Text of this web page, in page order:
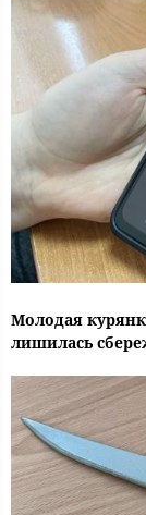
Молодая
лишилась